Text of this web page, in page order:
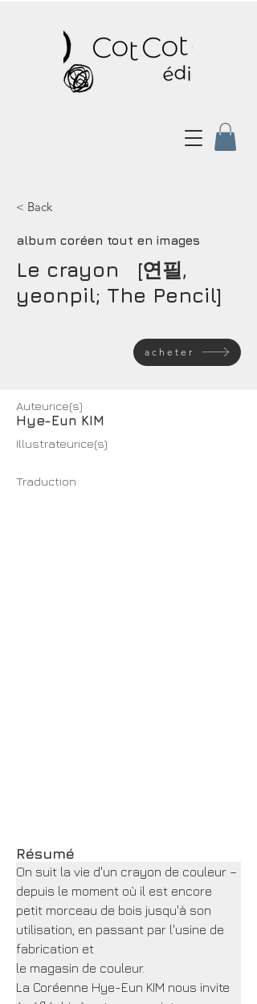
< Back
album coréen tout en images
Le crayon [연필,
yeonpil; The Pencil]
acheter
Auteurice(s)
Hye-Eun KIM
Illustrateurice(s)
Traduction
Résumé
On suit la vie d'un crayon de couleur –
depuis le moment où il est encore
petit morceau de bois jusqu'à son
utilisation, en passant par l'usine de
fabrication et
le magasin de couleur.
La Coréenne Hye-Eun KIM nous invite